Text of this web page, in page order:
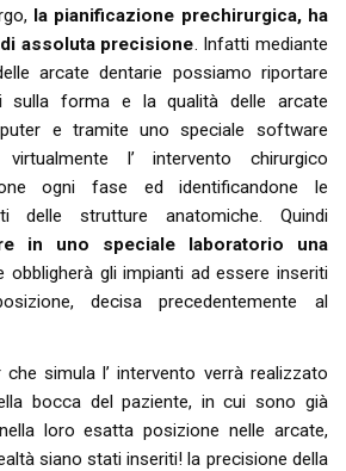
la pianificazione prechirurgica, ha
assoluta precisione. Infatti mediante
arcate dentarie possiamo riportare
sulla forma e la qualità delle arcate
e tramite uno speciale software
l’ intervento chirurgico
ogni fase ed identificandone le
strutture anatomiche. Quindi
in uno speciale laboratorio una
obbligherà gli impianti ad essere inseriti
decisa precedentemente al
simula l’ intervento verrà realizzato
bocca del paziente, in cui sono già
loro esatta posizione nelle arcate,
siano stati inseriti! la precisione della